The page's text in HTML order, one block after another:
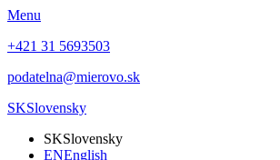
Menu
+421 31 5693503
podatelna@mierovo.sk
SKSlovensky
SKSlovensky
ENEnglish